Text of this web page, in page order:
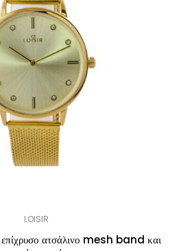
LOISIR
ατσάλινο mesh band και